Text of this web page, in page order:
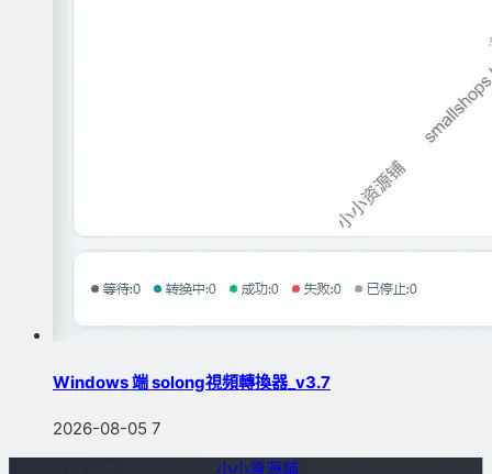
Windows 端 solong視頻轉換器_v3.7
2026-08-05 7
小小資源鋪